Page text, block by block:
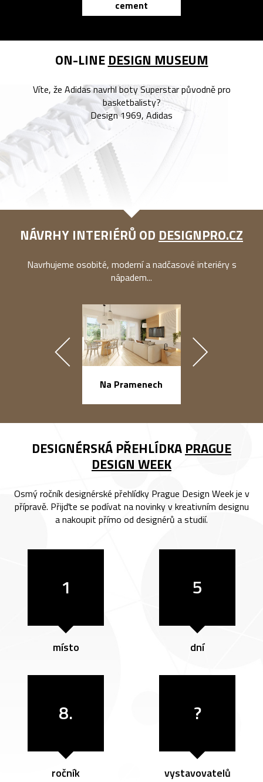
cement
ON-LINE DESIGN MUSEUM
Víte, že Adidas navrhl boty Superstar původně pro
basketbalisty?
Design 1969, Adidas
NÁVRHY INTERIÉRŮ OD DESIGNPRO.CZ
Navrhujeme osobité, moderní a nadčasové interiéry s
nápadem...
Na Pramenech
DESIGNÉRSKÁ PŘEHLÍDKA PRAGUE
DESIGN WEEK
Osmý ročník designérské přehlídky Prague Design Week je v
přípravě. Přijďte se podívat na novinky v kreativním designu
a nakoupit přímo od designérů a studií.
1
místo
5
dní
8.
ročník
?
vystavovatelů